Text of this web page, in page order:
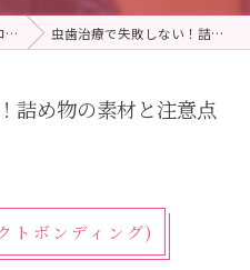
虫歯治療で失敗しない！詰め物の素材と注意点
詰め物の素材と注意点
トボンディング)